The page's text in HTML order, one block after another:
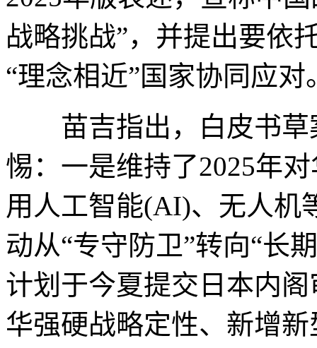
战略挑战”，并提出要依
“理念相近”国家协同应对
苗吉指出，白皮书草
惕：一是维持了2025年
用人工智能(AI)、无人机
动从“专守防卫”转向“长
计划于今夏提交日本内
华强硬战略定性、新增